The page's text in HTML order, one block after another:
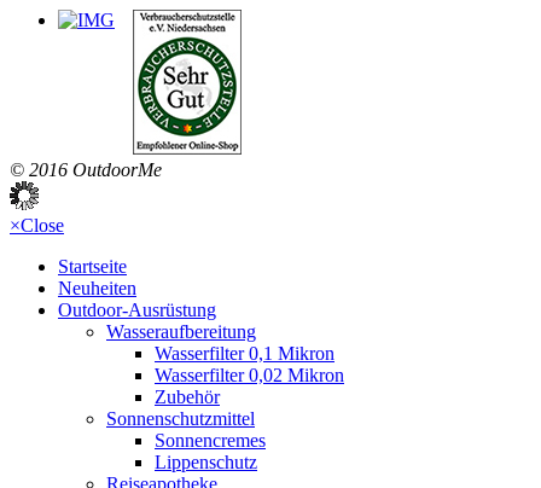
© 2016 OutdoorMe
×Close
Startseite
Neuheiten
Outdoor-Ausrüstung
Wasseraufbereitung
Wasserfilter 0,1 Mikron
Wasserfilter 0,02 Mikron
Zubehör
Sonnenschutzmittel
Sonnencremes
Lippenschutz